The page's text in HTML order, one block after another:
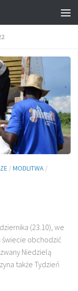
/MODLITWA /
(23.10), we
świecie obchodzić
Niedzielą
także Tydzień